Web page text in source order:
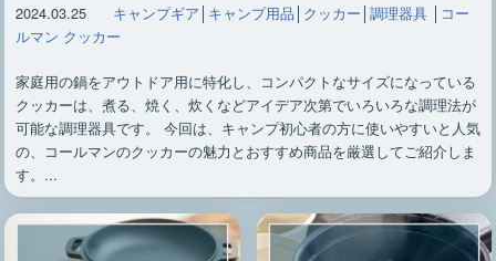
2024.03.25 キャンプギア │ キャンプ用品 │ クッカー │ 調理器具│ コー
ルマン クッカー
家庭用の鍋をアウトドア用に特化し、コンパクトなサイズになっている
クッカーは、煮る、焼く、炊くなどアイデア次第でいろいろな調理法が
可能な調理器具です。 今回は、キャンプ初心者の方に使いやすいと人気
の、コールマンのクッカーの魅力とおすすめ商品を厳選してご紹介しま
す。...